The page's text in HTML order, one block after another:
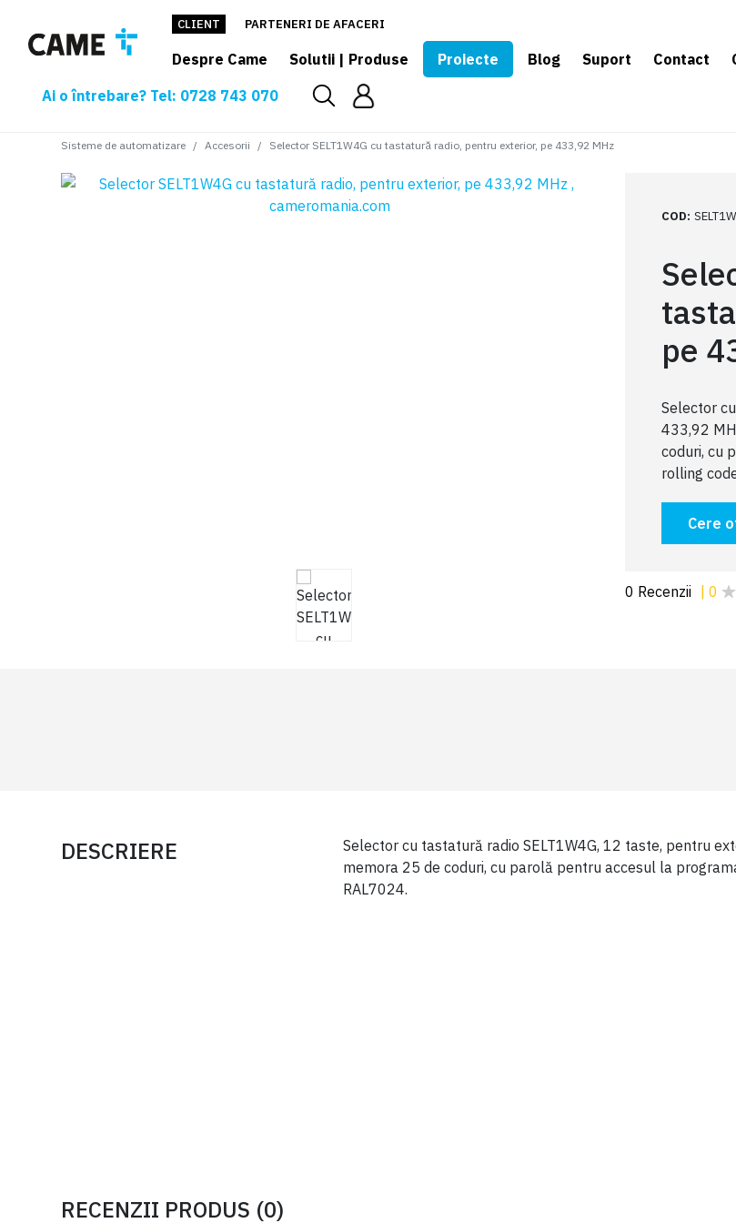
CLIENT PARTENERI DE AFACERI
Despre Came Solutii | Produse Proiecte Blog Suport Contact
Ai o întrebare? Tel: 0728 743 070
Sisteme de automatizare Accesorii Selector SELT1W4G cu tastatură radio, pentru exterior, pe 433,92 MHz
COD:
pe
Selector
433,92
coduri, cu
rolling
Cere
0 Recenzii 0
DESCRIERE
Selector cu tastatură radio SELT1W4G, 12 taste, pentru
memora 25 de coduri, cu parolă pentru accesul la
RAL7024.
RECENZII PRODUS (0)